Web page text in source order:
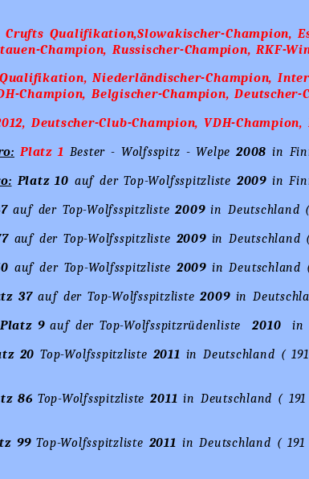
Qualifikation,Slowakischer-Champion,
Champion, Russischer-Champion, RKF-
Niederländischer-Champion,
Champion, Belgischer-Champion, Deutscher-
Deutscher-Club-Champion, VDH-
Platz 1 Bester - Wolfsspitz - Welpe2008 in
Platz 10 auf der Top-Wolfsspitzliste 2009in
auf der Top-Wolfsspitzliste2009in Deutschland
auf der Top-Wolfsspitzliste2009in Deutschland
auf der Top-Wolfsspitzliste2009 in Deutschland
37auf der Top-Wolfsspitzliste2009in
Platz 9auf der Top-Wolfsspitzrüdenliste 2010 in
20Top-Wolfsspitzliste2011 in Deutschland (
86 Top-Wolfsspitzliste2011 in Deutschland (
99 Top-Wolfsspitzliste 2011 in Deutschland ( 191